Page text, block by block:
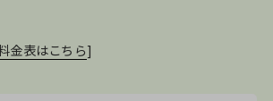
金表はこちら]